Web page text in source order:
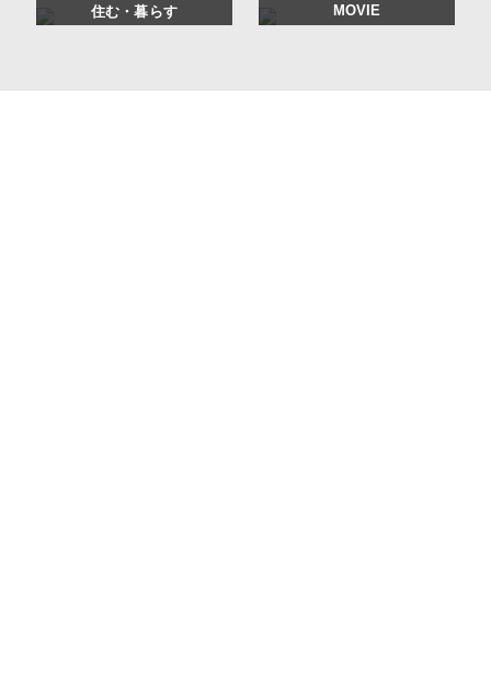
住む・暮らす MOVIE